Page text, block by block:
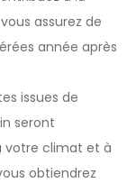
assurez de
année après
issues de
seront
votre climat et à
obtiendrez